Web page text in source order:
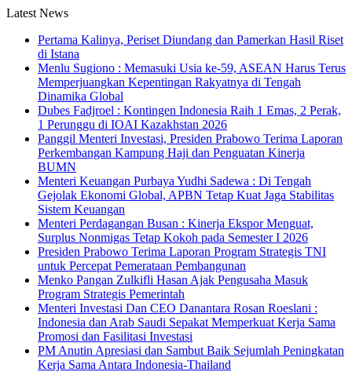
Latest News
Pertama Kalinya, Periset Diundang dan Pamerkan Hasil Riset
di Istana
Menlu Sugiono : Memasuki Usia ke-59, ASEAN Harus Terus
Memperjuangkan Kepentingan Rakyatnya di Tengah
Dinamika Global
Dubes Fadjroel : Kontingen Indonesia Raih 1 Emas, 2 Perak,
1 Perunggu di IOAI Kazakhstan 2026
Panggil Menteri Investasi, Presiden Prabowo Terima Laporan
Perkembangan Kampung Haji dan Penguatan Kinerja
BUMN
Menteri Keuangan Purbaya Yudhi Sadewa : Di Tengah
Gejolak Ekonomi Global, APBN Tetap Kuat Jaga Stabilitas
Sistem Keuangan
Menteri Perdagangan Busan : Kinerja Ekspor Menguat,
Surplus Nonmigas Tetap Kokoh pada Semester I 2026
Presiden Prabowo Terima Laporan Program Strategis TNI
untuk Percepat Pemerataan Pembangunan
Menko Pangan Zulkifli Hasan Ajak Pengusaha Masuk
Program Strategis Pemerintah
Menteri Investasi Dan CEO Danantara Rosan Roeslani :
Indonesia dan Arab Saudi Sepakat Memperkuat Kerja Sama
Promosi dan Fasilitasi Investasi
PM Anutin Apresiasi dan Sambut Baik Sejumlah Peningkatan
Kerja Sama Antara Indonesia-Thailand